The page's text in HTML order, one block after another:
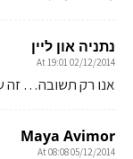
נתניה און ליין
02/12/2014 At 19:01
אנו רק תשובה…
Maya Avimor
05/12/2014 At 08:08